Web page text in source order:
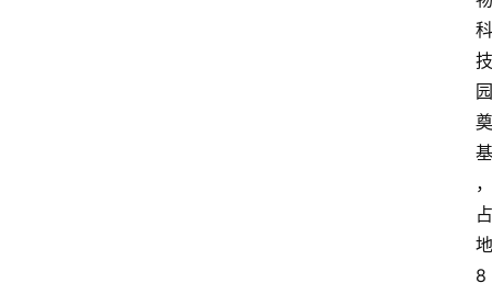
科
技
园
奠
基
，
占
地
8